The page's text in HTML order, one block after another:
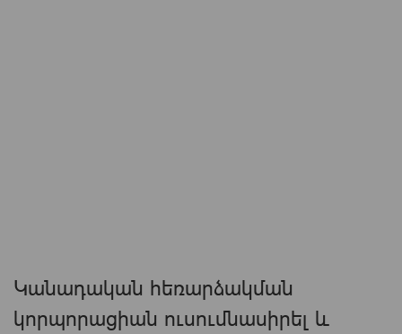
Կանադական հեռարձակման
կորպորացիան ուսումնասիրել և